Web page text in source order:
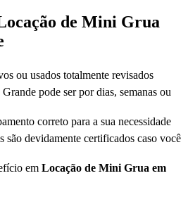
de Mini Grua
ou usados totalmente revisados
pode ser por dias, semanas ou
correto para a sua necessidade
são devidamente certificados caso você
em Locação de Mini Grua em